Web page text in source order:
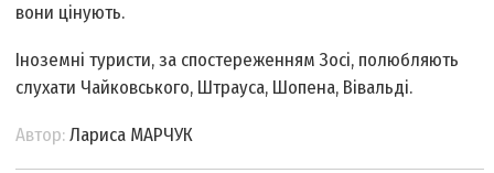
вони цінують.
Іноземні туристи, за спостереженням Зосі, полюбляють
слухати Чайковського, Штрауса, Шопена, Вівальді.
Автор:Лариса МАРЧУК